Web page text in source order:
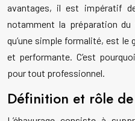
avantages, il est impératif
notamment la préparation
qu’une simple formalité, est le
et performante. C’est
pour tout professionnel.
Définition et rôle de